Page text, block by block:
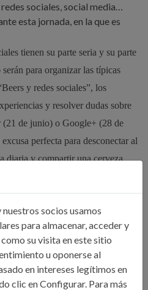
sociales, social media…
esta jornada, en la que es
tienen su parte seria y su parte
para organizar las típicas
y redes sociales”, los
y resolver dudas sobre
de junio) o Google+ (28 de
perfecta para desconectar al
diaria y compartir una cerveza
las quedadas son a partir de las
(C/Alameda, 30 – 7º).
socios usamos
para almacenar, acceder y
su visita en este sitio
u oponerse al
en intereses legítimos en
clic en Configurar. Para más